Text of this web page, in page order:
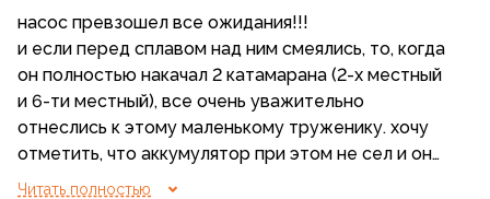
насос превзошел все ожидания!!!
и если перед сплавом над ним смеялись, то, когда
он полностью накачал 2 катамарана (2-х местный
и 6-ти местный), все очень уважительно
отнеслись к этому маленькому труженику. хочу
отметить, что аккумулятор при этом не сел и он
был готов работать дальше, просто остальные
Читать полностью